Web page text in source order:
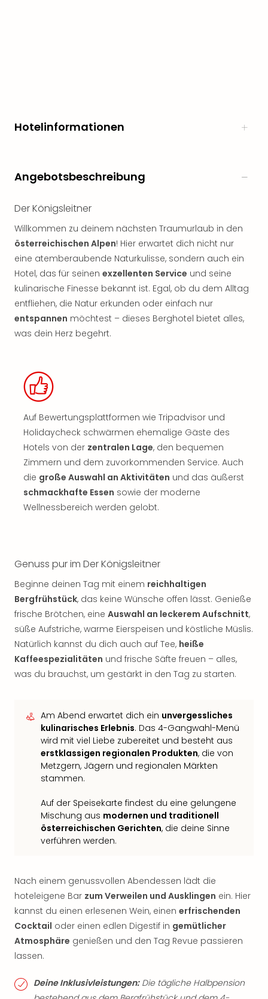
Hotelinformationen
Angebotsbeschreibung
Der Königsleitner
Willkommen zu deinem nächsten Traumurlaub in den
österreichischen Alpen! Hier erwartet dich nicht nur
eine atemberaubende Naturkulisse, sondern auch ein
Hotel, das für seinen exzellenten Service und seine
kulinarische Finesse bekannt ist. Egal, ob du dem Alltag
entfliehen, die Natur erkunden oder einfach nur
entspannen möchtest – dieses Berghotel bietet alles,
was dein Herz begehrt.
Auf Bewertungsplattformen wie Tripadvisor und
Holidaycheck schwärmen ehemalige Gäste des
Hotels von der zentralen Lage, den bequemen
Zimmern und dem zuvorkommenden Service. Auch
die große Auswahl an Aktivitäten und das äußerst
schmackhafte Essen sowie der moderne
Wellnessbereich werden gelobt.
Genuss pur im Der Königsleitner
Beginne deinen Tag mit einem reichhaltigen
Bergfrühstück, das keine Wünsche offen lässt. Genieße
frische Brötchen, eine Auswahl an leckerem Aufschnitt,
süße Aufstriche, warme Eierspeisen und köstliche Müslis.
Natürlich kannst du dich auch auf Tee, heiße
Kaffeespezialitäten und frische Säfte freuen – alles,
was du brauchst, um gestärkt in den Tag zu starten.
Am Abend erwartet dich ein unvergessliches
kulinarisches Erlebnis. Das 4-Gangwahl-Menü
wird mit viel Liebe zubereitet und besteht aus
erstklassigen regionalen Produkten, die von
Metzgern, Jägern und regionalen Märkten
stammen.
Auf der Speisekarte findest du eine gelungene
Mischung aus modernen und traditionell
österreichischen Gerichten, die deine Sinne
verführen werden.
Nach einem genussvollen Abendessen lädt die
hoteleigene Bar zum Verweilen und Ausklingen ein. Hier
kannst du einen erlesenen Wein, einen erfrischenden
Cocktail oder einen edlen Digestif in gemütlicher
Atmosphäre genießen und den Tag Revue passieren
lassen.
Deine Inklusivleistungen:Die tägliche Halbpension